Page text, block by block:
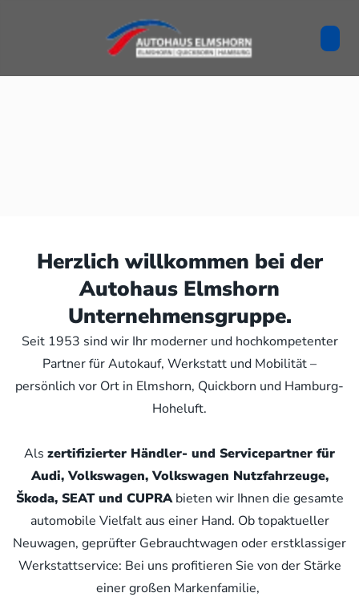
Herzlich willkommen bei der
Autohaus Elmshorn
Unternehmensgruppe.
Seit 1953 sind wir Ihr moderner und hochkompetenter
Partner für Autokauf, Werkstatt und Mobilität –
persönlich vor Ort in Elmshorn, Quickborn und Hamburg-
Hoheluft.
Als zertifizierter Händler- und Servicepartner für
Audi, Volkswagen, Volkswagen Nutzfahrzeuge,
Škoda, SEAT und CUPRAbieten wir Ihnen die gesamte
automobile Vielfalt aus einer Hand. Ob topaktueller
Neuwagen, geprüfter Gebrauchtwagen oder erstklassiger
Werkstattservice: Bei uns profitieren Sie von der Stärke
einer großen Markenfamilie,